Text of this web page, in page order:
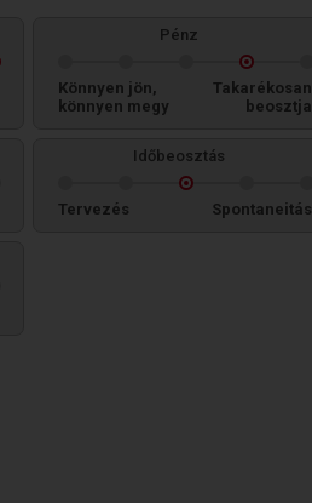
Pénz
Könnyen jön,
könnyen megy
Takarékosan
beosztja
Időbeosztás
Tervezés Spontaneitás